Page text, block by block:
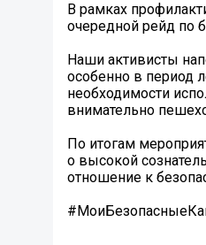
В рамках
очередной рейд по
Наши активисты
особенно в период
необходимости
внимательно
По итогам
о высокой
отношение к